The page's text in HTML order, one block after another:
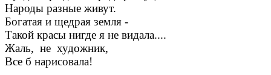
Народы разные живут.
Богатая и щедрая земля -
Такой красы нигде я не видала....
Жаль, не художник,
Все б нарисовала!